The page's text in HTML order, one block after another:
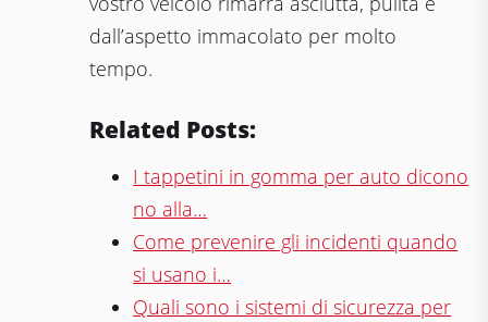
dall’aspetto immacolato per molto
tempo.
Related Posts:
I tappetini in gomma per auto dicono
no alla…
Come prevenire gli incidenti quando
si usano i…
Quali sono i sistemi di sicurezza per